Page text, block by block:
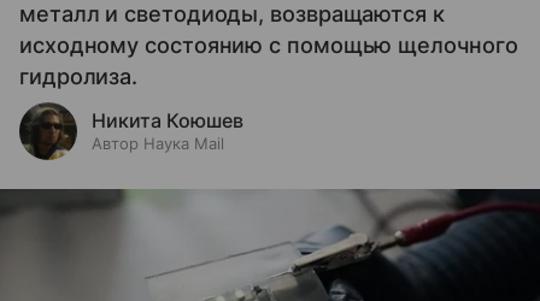
металл и светодиоды, возвращаются к
исходному состоянию с помощью щелочного
гидролиза.
Никита Коюшев
Автор Наука Mail